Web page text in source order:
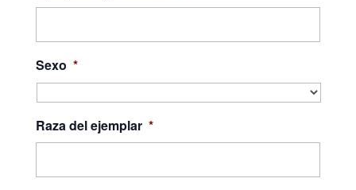
Sexo *
Raza del ejemplar *